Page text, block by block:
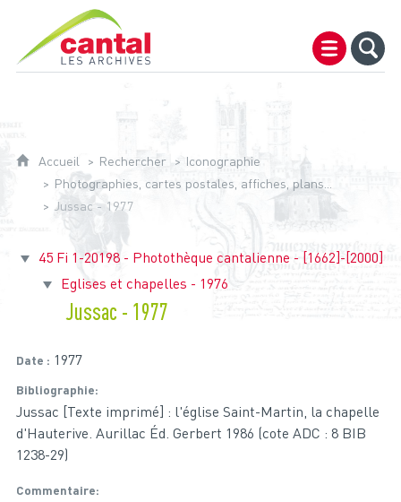
Archives du Cantal
Accueil Rechercher
Iconographie
Photographies, cartes postales, affiches, plans...
Jussac - 1977
45 Fi 1-20198 - Photothèque cantalienne - [1662]-[2000]
Eglises et chapelles - 1976
Jussac - 1977
Date 1977
Bibliographie
Jussac [Texte imprimé] : l'église Saint-Martin, la chapelle
d'Hauterive. Aurillac Éd. Gerbert 1986 (cote ADC : 8 BIB
1238-29)
Commentaire